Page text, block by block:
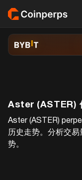
Aster (ASTER)
Aster (ASTER)
历史走势。分析交
势。